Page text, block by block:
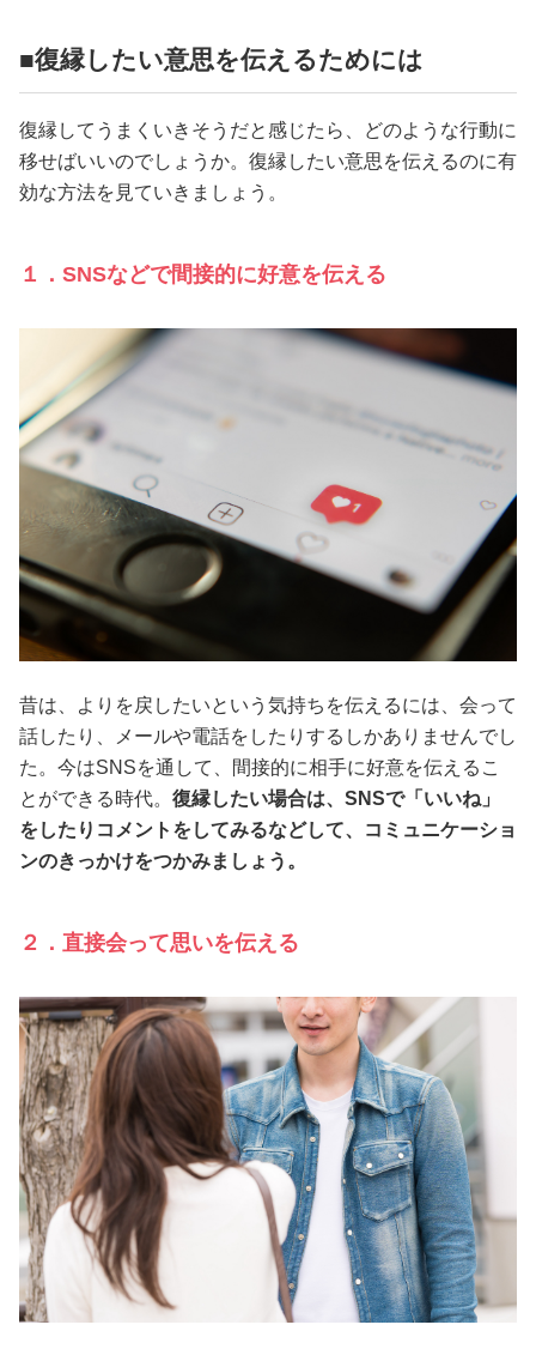
■復縁したい意思を伝えるためには
復縁してうまくいきそうだと感じたら、どのような行動に
移せばいいのでしょうか。復縁したい意思を伝えるのに有
効な方法を見ていきましょう。
１．SNSなどで間接的に好意を伝える
昔は、よりを戻したいという気持ちを伝えるには、会って
話したり、メールや電話をしたりするしかありませんでし
た。今はSNSを通して、間接的に相手に好意を伝えるこ
とができる時代。 復縁したい場合は、SNSで「いいね」
をしたりコメントをしてみるなどして、コミュニケーショ
ンのきっかけをつかみましょう。
２．直接会って思いを伝える